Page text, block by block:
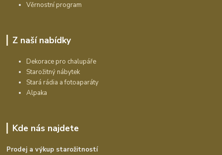
Věrnostní program
Z naší nabídky
Dekorace pro chalupáře
Starožitný nábytek
Stará rádia a fotoaparáty
Alpaka
Kde nás najdete
Prodej a výkup starožitností